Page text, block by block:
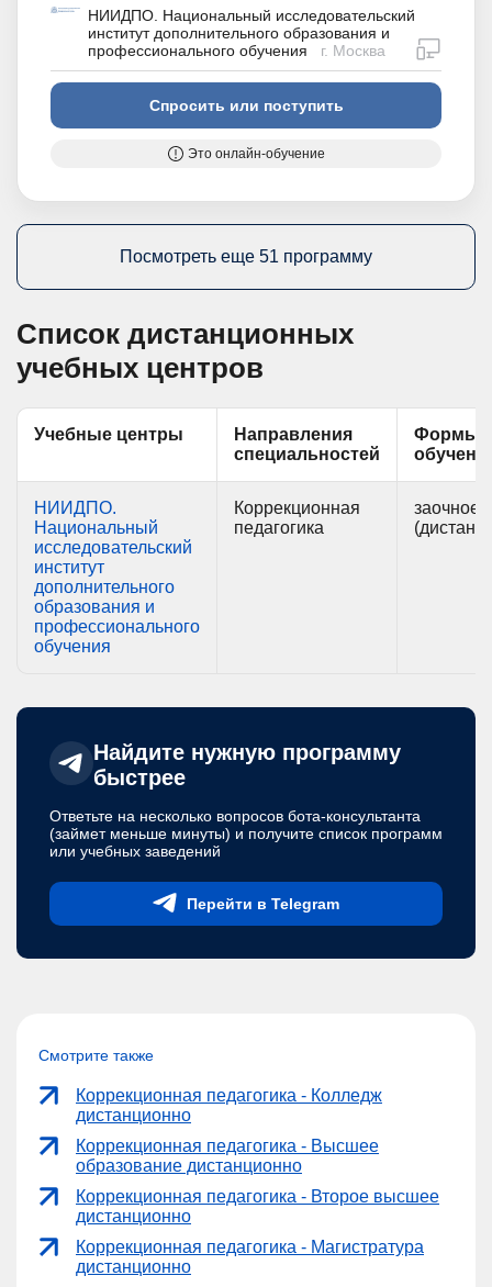
НИИДПО. Национальный исследовательский
институт дополнительного образования и
профессионального обучения
г. Москва
Спросить или поступить
Это онлайн-обучение
Посмотреть еще 51 программу
Список дистанционных
учебных центров
Учебные центры
Направления
специальностей
Формы
НИИДПО.
Национальный
исследовательский
институт
дополнительного
образования и
профессионального
обучения
Коррекционная
педагогика
заочное
Найдите нужную программу
быстрее
Ответьте на несколько вопросов бота-консультанта
(займет меньше минуты) и получите список программ
или учебных заведений
Перейти в Telegram
Смотрите также
Коррекционная педагогика - Колледж
дистанционно
Коррекционная педагогика - Высшее
образование дистанционно
Коррекционная педагогика - Второе высшее
дистанционно
Коррекционная педагогика - Магистратура
дистанционно